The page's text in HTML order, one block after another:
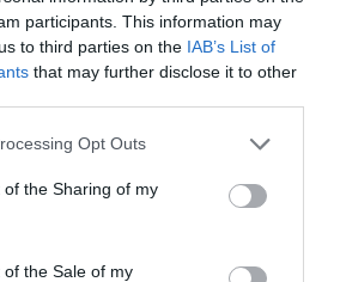
participants. This information may
to third parties on the IAB’s List of
that may further disclose it to other
Opt Outs
the Sharing of my
the Sale of my
en Sant Cugat
Vallès
Cataluña,
industrial